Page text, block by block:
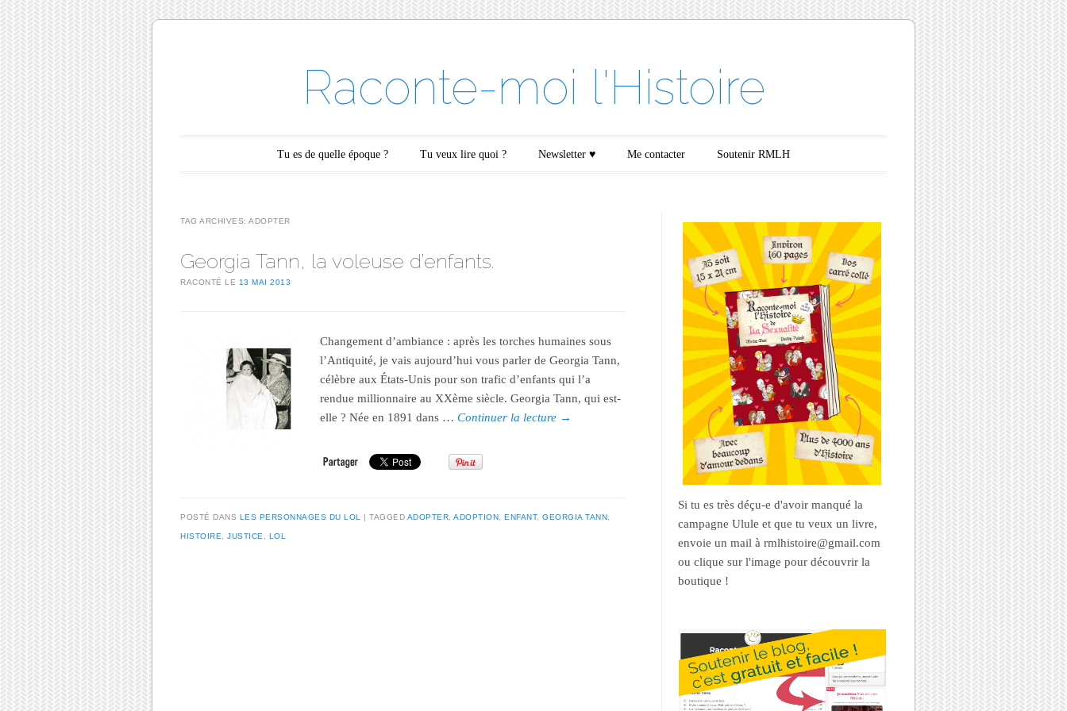
Raconte-moi l'Histoire
Main menuTu es de quelle époque ? Tu veux lire quoi ? Newsletter ♥ Me contacter Soutenir RMLH
TAG ARCHIVES: ADOPTER
Georgia Tann, la voleuse d’enfants.
RACONTÉ LE 13 MAI 2013
Changement d’ambiance : après les torches humaines sous
l’Antiquité, je vais aujourd’hui vous parler de Georgia Tann,
célèbre aux États-Unis pour son trafic d’enfants qui l’a
rendue millionnaire au XXème siècle. Georgia Tann, qui est-
elle ? Née en 1891 dans …Continuer la lecture →
POSTÉ DANS LES PERSONNAGES DU LOL TAGGED ADOPTER ADOPTION ENFANT, GEORGIA TANN
HISTOIRE JUSTICE LOL
Si tu es très déçu-e d'avoir manqué la
campagne Ulule et que tu veux un livre,
envoie un mail à rmlhistoire@gmail.com
ou clique sur l'image pour découvrir la
boutique !